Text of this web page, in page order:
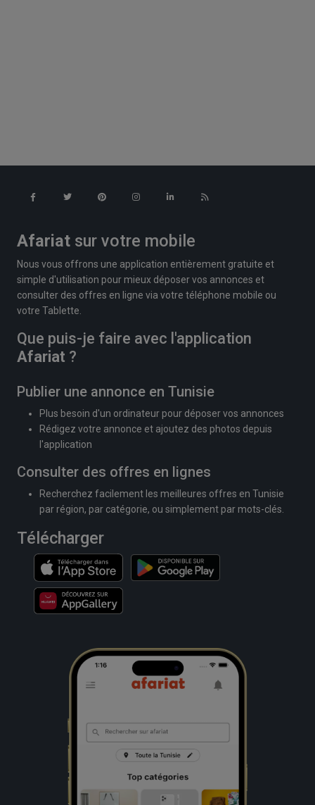
Afariat sur votre mobile
Nous vous offrons une application entièrement gratuite et
simple d'utilisation pour mieux déposer vos annonces et
consulter des offres en ligne via votre téléphone mobile ou
votre Tablette.
Que puis-je faire avec l'application
Afariat ?
Publier une annonce en Tunisie
Plus besoin d'un ordinateur pour déposer vos annonces
Rédigez votre annonce et ajoutez des photos depuis
l'application
Consulter des offres en lignes
Recherchez facilement les meilleures offres en Tunisie
par région, par catégorie, ou simplement par mots-clés.
Télécharger